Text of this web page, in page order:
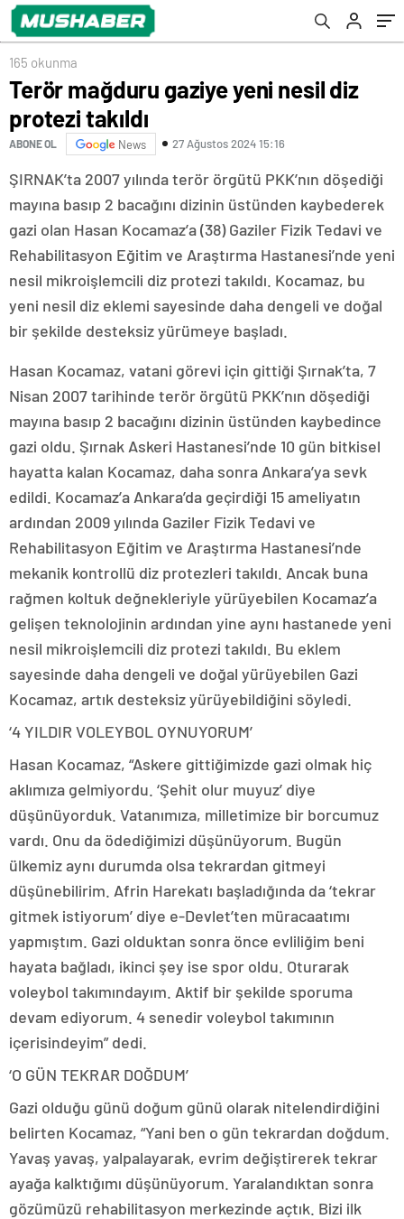
165 okunma
Terör mağduru gaziye yeni nesil diz
protezi takıldı
ABONE OL News 27 Ağustos 2024 15:16
ŞIRNAK’ta 2007 yılında terör örgütü PKK’nın döşediği
mayına basıp 2 bacağını dizinin üstünden kaybederek
gazi olan Hasan Kocamaz’a (38) Gaziler Fizik Tedavi ve
Rehabilitasyon Eğitim ve Araştırma Hastanesi’nde yeni
nesil mikroişlemcili diz protezi takıldı. Kocamaz, bu
yeni nesil diz eklemi sayesinde daha dengeli ve doğal
bir şekilde desteksiz yürümeye başladı.
Hasan Kocamaz, vatani görevi için gittiği Şırnak’ta, 7
Nisan 2007 tarihinde terör örgütü PKK’nın döşediği
mayına basıp 2 bacağını dizinin üstünden kaybedince
gazi oldu. Şırnak Askeri Hastanesi’nde 10 gün bitkisel
hayatta kalan Kocamaz, daha sonra Ankara’ya sevk
edildi. Kocamaz’a Ankara’da geçirdiği 15 ameliyatın
ardından 2009 yılında Gaziler Fizik Tedavi ve
Rehabilitasyon Eğitim ve Araştırma Hastanesi’nde
mekanik kontrollü diz protezleri takıldı. Ancak buna
rağmen koltuk değnekleriyle yürüyebilen Kocamaz’a
gelişen teknolojinin ardından yine aynı hastanede yeni
nesil mikroişlemcili diz protezi takıldı. Bu eklem
sayesinde daha dengeli ve doğal yürüyebilen Gazi
Kocamaz, artık desteksiz yürüyebildiğini söyledi.
‘4 YILDIR VOLEYBOL OYNUYORUM’
Hasan Kocamaz, “Askere gittiğimizde gazi olmak hiç
aklımıza gelmiyordu. ‘Şehit olur muyuz’ diye
düşünüyorduk. Vatanımıza, milletimize bir borcumuz
vardı. Onu da ödediğimizi düşünüyorum. Bugün
ülkemiz aynı durumda olsa tekrardan gitmeyi
düşünebilirim. Afrin Harekatı başladığında da ‘tekrar
gitmek istiyorum’ diye e-Devlet’ten müracaatımı
yapmıştım. Gazi olduktan sonra önce evliliğim beni
hayata bağladı, ikinci şey ise spor oldu. Oturarak
voleybol takımındayım. Aktif bir şekilde sporuma
devam ediyorum. 4 senedir voleybol takımının
içerisindeyim” dedi.
‘O GÜN TEKRAR DOĞDUM’
Gazi olduğu günü doğum günü olarak nitelendirdiğini
belirten Kocamaz, “Yani ben o gün tekrardan doğdum.
Yavaş yavaş, yalpalayarak, evrim değiştirerek tekrar
ayağa kalktığımı düşünüyorum. Yaralandıktan sonra
gözümüzü rehabilitasyon merkezinde açtık. Bizi ilk